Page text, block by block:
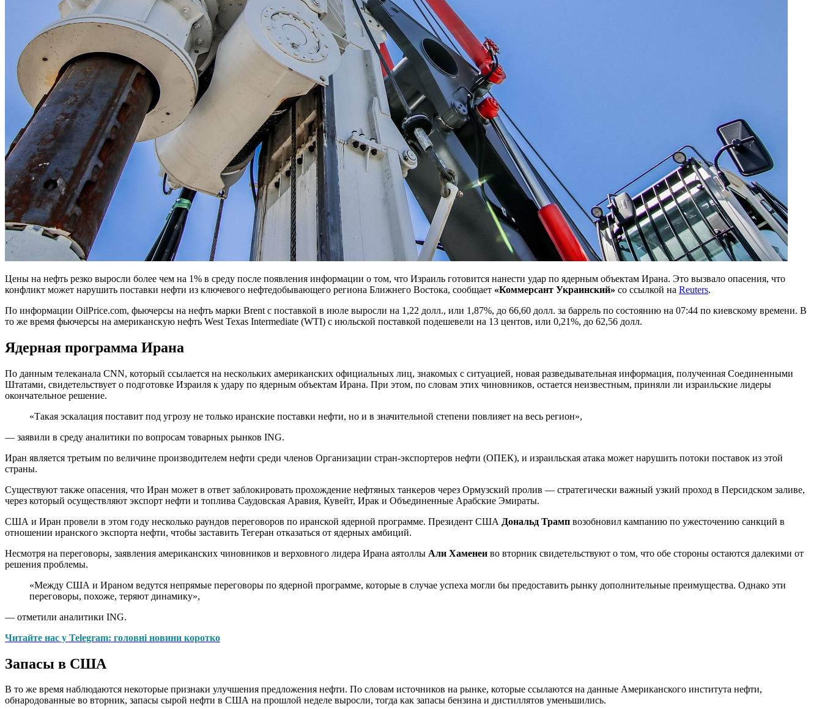
Цены на нефть резко выросли более чем на 1% в среду после появления информации о том, что Израиль готовится нанести удар по ядерным объектам Ирана. Это вызвало опасения, что
конфликт может нарушить поставки нефти из ключевого нефтедобывающего региона Ближнего Востока, сообщает «Коммерсант Украинский» со ссылкой на Reuters.
По информации OilPrice.com, фьючерсы на нефть марки Brent с поставкой в июле выросли на 1,22 долл., или 1,87%, до 66,60 долл. за баррель по состоянию на 07:44 по киевскому времени. В
то же время фьючерсы на американскую нефть West Texas Intermediate (WTI) с июльской поставкой подешевели на 13 центов, или 0,21%, до 62,56 долл.
Ядерная программа Ирана
По данным телеканала CNN, который ссылается на нескольких американских официальных лиц, знакомых с ситуацией, новая разведывательная информация, полученная Соединенными
Штатами, свидетельствует о подготовке Израиля к удару по ядерным объектам Ирана. При этом, по словам этих чиновников, остается неизвестным, приняли ли израильские лидеры
окончательное решение.
«Такая эскалация поставит под угрозу не только иранские поставки нефти, но и в значительной степени повлияет на весь регион»,
— заявили в среду аналитики по вопросам товарных рынков ING.
Иран является третьим по величине производителем нефти среди членов Организации стран-экспортеров нефти (ОПЕК), и израильская атака может нарушить потоки поставок из этой
страны.
Существуют также опасения, что Иран может в ответ заблокировать прохождение нефтяных танкеров через Ормузский пролив — стратегически важный узкий проход в Персидском заливе,
через который осуществляют экспорт нефти и топлива Саудовская Аравия, Кувейт, Ирак и Объединенные Арабские Эмираты.
США и Иран провели в этом году несколько раундов переговоров по иранской ядерной программе. Президент США Дональд Трамп возобновил кампанию по ужесточению санкций в
отношении иранского экспорта нефти, чтобы заставить Тегеран отказаться от ядерных амбиций.
Несмотря на переговоры, заявления американских чиновников и верховного лидера Ирана аятоллы Али Хаменеи во вторник свидетельствуют о том, что обе стороны остаются далекими от
решения проблемы.
«Между США и Ираном ведутся непрямые переговоры по ядерной программе, которые в случае успеха могли бы предоставить рынку дополнительные преимущества. Однако эти
переговоры, похоже, теряют динамику»,
— отметили аналитики ING.
Читайте нас у Telegram: головні новини коротко
Запасы в США
В то же время наблюдаются некоторые признаки улучшения предложения нефти. По словам источников на рынке, которые ссылаются на данные Американского института нефти,
обнародованные во вторник, запасы сырой нефти в США на прошлой неделе выросли, тогда как запасы бензина и дистиллятов уменьшились.